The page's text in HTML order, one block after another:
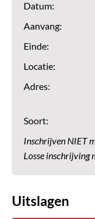
Datum:
Aanvang:
Einde:
Locatie:
Adres:
Soort:
Inschrijven NIET
Losse inschrijving
Uitslagen